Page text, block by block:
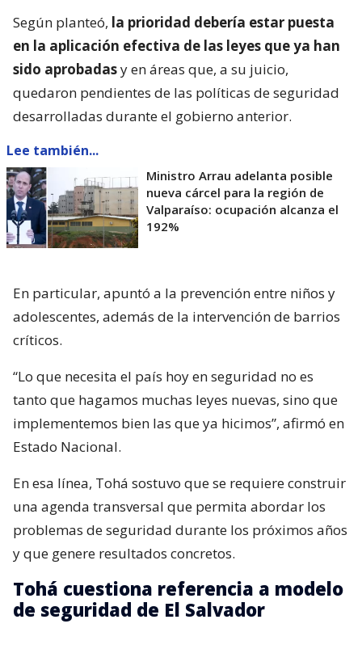
Según planteó, la prioridad debería estar puesta
en la aplicación efectiva de las leyes que ya han
sido aprobadasy en áreas que, a su juicio,
quedaron pendientes de las políticas de seguridad
desarrolladas durante el gobierno anterior.
Lee también...
Ministro Arrau adelanta posible
nueva cárcel para la región de
Valparaíso: ocupación alcanza el
192%
En particular, apuntó a la prevención entre niños y
adolescentes, además de la intervención de barrios
críticos.
“Lo que necesita el país hoy en seguridad no es
tanto que hagamos muchas leyes nuevas, sino que
implementemos bien las que ya hicimos”, afirmó en
Estado Nacional.
En esa línea, Tohá sostuvo que se requiere construir
una agenda transversal que permita abordar los
problemas de seguridad durante los próximos años
y que genere resultados concretos.
Tohá cuestiona referencia a modelo
de seguridad de El Salvador